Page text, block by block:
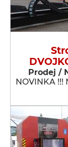
Prodej /
NOVINKA